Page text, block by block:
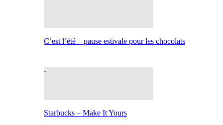
C’est l’été – pause estivale pour les chocolats
Starbucks – Make It Yours